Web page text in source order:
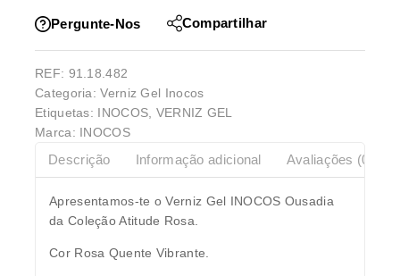
Pergunte-Nos Compartilhar
REF: 91.18.482
Categoria:Verniz Gel Inocos
Etiquetas: INOCOS VERNIZ GEL
Marca: INOCOS
Descrição Informação adicional Avaliações (0)
Apresentamos-te o Verniz Gel INOCOS Ousadia
da Coleção Atitude Rosa.
Cor Rosa Quente Vibrante.